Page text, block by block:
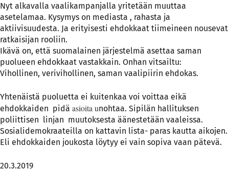
Nyt alkavalla vaalikampanjalla yritetään muuttaa
asetelamaa. Kysymys on mediasta , rahasta ja
aktiivisuudesta. Ja erityisesti ehdokkaat tiimeineen nousevat
ratkaisijan rooliin.
Ikävä on, että suomalainen järjestelmä asettaa saman
puolueen ehdokkaat vastakkain. Onhan vitsailtu:
Vihollinen, verivihollinen, saman vaalipiirin ehdokas.
Yhtenäistä puoluetta ei kuitenkaa voi voittaa eikä
ehdokkaiden pidä asioita unohtaa. Sipilän hallituksen
poliittisen linjan muutoksesta äänestetään vaaleissa.
Sosialidemokraateilla on kattavin lista- paras kautta aikojen.
Eli ehdokkaiden joukosta löytyy ei vain sopiva vaan pätevä.
20.3.2019